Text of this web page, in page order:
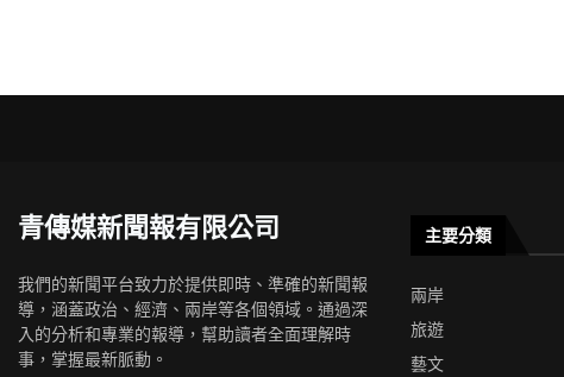
青傳媒新聞報有限公司
我們的新聞平台致力於提供即時、準確的新聞報
導，涵蓋政治、經濟、兩岸等各個領域。通過深
入的分析和專業的報導，幫助讀者全面理解時
事，掌握最新脈動。
主要分類
兩岸
旅遊
藝文